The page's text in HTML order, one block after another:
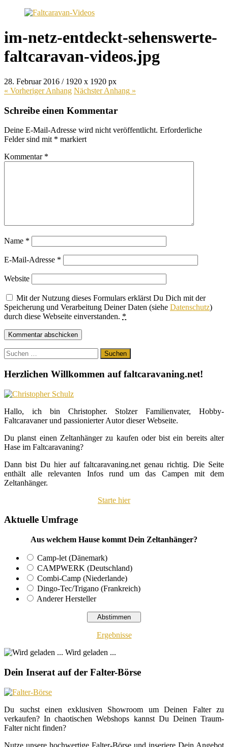
im-netz-entdeckt-sehenswerte-
faltcaravan-videos.jpg
28. Februar 2016 / 1920 x 1920 px
« VorherigerAnhang NächsterAnhang »
Schreibe einen Kommentar
Deine E-Mail-Adresse wird nicht veröffentlicht. Erforderliche
Felder sind mit * markiert
Kommentar *
Name *
E-Mail-Adresse *
Website
Mit der Nutzung dieses Formulars erklärst Du Dich mit der
Speicherung und Verarbeitung Deiner Daten (siehe Datenschutz)
durch diese Webseite einverstanden. *
Suchen
nach:
Herzlichen Willkommen auf faltcaravaning.net!
Hallo, ich bin Christopher. Stolzer Familienvater, Hobby-
Faltcaravaner und passionierter Autor dieser Webseite.
Du planst einen Zeltanhänger zu kaufen oder bist ein bereits alter
Hase im Faltcaravaning?
Dann bist Du hier auf faltcaravaning.net genau richtig. Die Seite
enthält alle relevanten Infos rund um das Campen mit dem
Zeltanhänger.
Starte hier
Aktuelle Umfrage
Aus welchem Hause kommt Dein Zeltanhänger?
Camp-let (Dänemark)
CAMPWERK (Deutschland)
Combi-Camp (Niederlande)
Dingo-Tec/Trigano (Frankreich)
Anderer Hersteller
Ergebnisse
Wird geladen ...
Dein Inserat auf der Falter-Börse
Du suchst einen exklusiven Showroom um Deinen Falter zu
verkaufen? In chaotischen Webshops kannst Du Deinen Traum-
Falter nicht finden?
Nutze unsere hochwertige Falter-Börse und inseriere Dein Angebot